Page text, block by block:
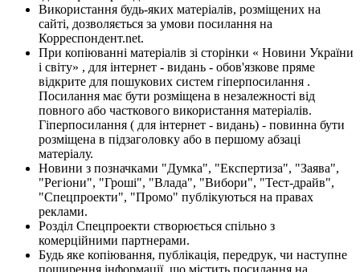
Використання будь-яких матеріалів, розміщених на
сайті, дозволяється за умови посилання на
Корреспондент.net.
При копіюванні матеріалів зі сторінки « Новини України
і світу» , для інтернет - видань - обов'язкове пряме
відкрите для пошукових систем гіперпосилання .
Посилання має бути розміщена в незалежності від
повного або часткового використання матеріалів.
Гіперпосилання ( для інтернет - видань) - повинна бути
розміщена в підзаголовку або в першому абзаці
матеріалу.
Новини з позначками "Думка", "Експертиза", "Заява",
"Регіони", "Гроші", "Влада", "Вибори", "Тест-драйв",
"Спецпроекти", "Промо" публікуються на правах
реклами.
Розділ Спецпроекти створюється спільно з
комерційними партнерами.
Будь яке копіювання, публікація, передрук, чи наступне
поширення інформації, що містить посилання на